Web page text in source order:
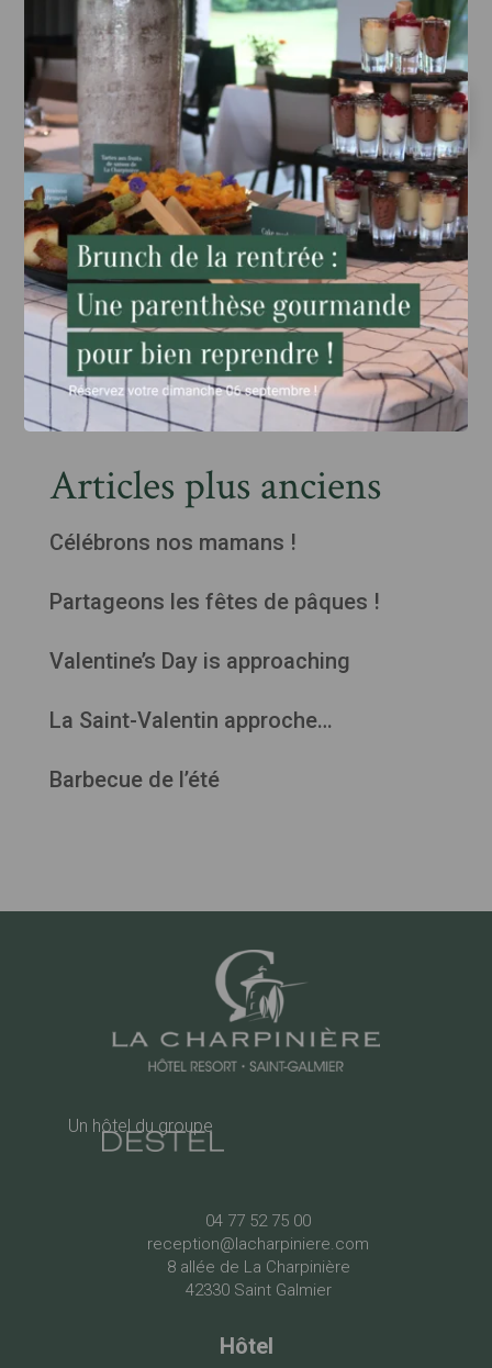
(Hors boissons)
RETOUR
Articles plus anciens
Célébrons nos mamans !
Partageons les fêtes de pâques !
Valentine’s Day is approaching
La Saint-Valentin approche…
Barbecue de l’été
Un hôtel du groupe
04 77 52 75 00
reception@lacharpiniere.com
8 allée de La Charpinière
42330 Saint Galmier
Hôtel